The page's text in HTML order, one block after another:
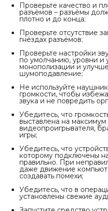
Проверьте качество и
разъёмов – разъёмы
плотно и до конца;
Проверьте отсутствие
гнёздах разъёмов;
Проверьте настройки
по умолчанию, уровни и
монополизации и
шумоподавление;
Не используйте
громкости, чтобы
звука и не повредить
Убедитесь, что
выставлена на
видеопроигрывателя,
игры;
Убедитесь, что
которому подключены
правильно. При
даже движение
создавать помехи;
Убедитесь, что в
установлены свежие